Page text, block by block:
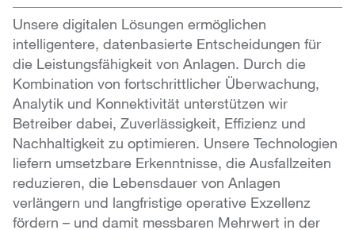
Unsere digitalen Lösungen ermöglichen
intelligentere, datenbasierte Entscheidungen für
die Leistungsfähigkeit von Anlagen. Durch die
Kombination von fortschrittlicher Überwachung,
Analytik und Konnektivität unterstützen wir
Betreiber dabei, Zuverlässigkeit, Effizienz und
Nachhaltigkeit zu optimieren. Unsere Technologien
liefern umsetzbare Erkenntnisse, die Ausfallzeiten
reduzieren, die Lebensdauer von Anlagen
verlängern und langfristige operative Exzellenz
fördern – und damit messbaren Mehrwert in der